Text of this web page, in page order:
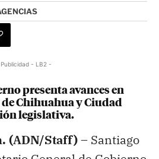
Publicidad - LB2 -
presenta avances en
Chihuahua y Ciudad
legislativa.
(ADN/Staff) – Santiago